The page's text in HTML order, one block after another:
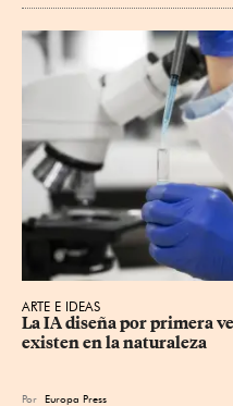
ARTE E IDEAS
La IA diseña por primera
existen en la naturaleza
Por Europa Press